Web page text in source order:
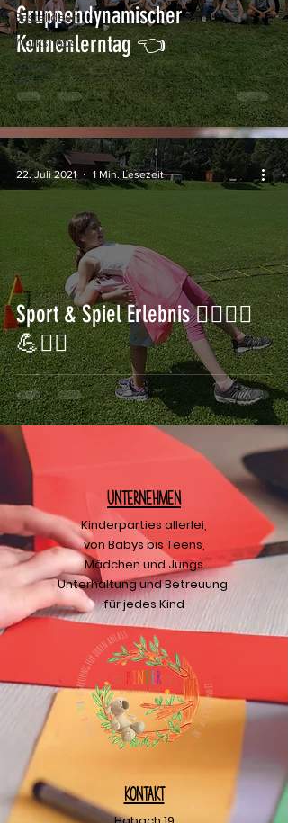
Bastelideen
Workshops
Online
Shop
Gruppendynamischer
Kennenlerntag 👈
Sport & Spiel Erlebnis 🏃‍♂️🏋️‍♀️
💪🤸‍♀️
22. Juli 2021 1 Min. Lesezeit
Unternehmen
Kinderparties allerlei,
von Babys bis Teens,
Mädchen und Jungs
Unterhaltung und Betreuung
für jedes Kind
Kontakt